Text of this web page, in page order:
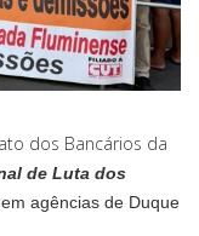
dos Bancários da
de Luta dos
, em agências de Duque